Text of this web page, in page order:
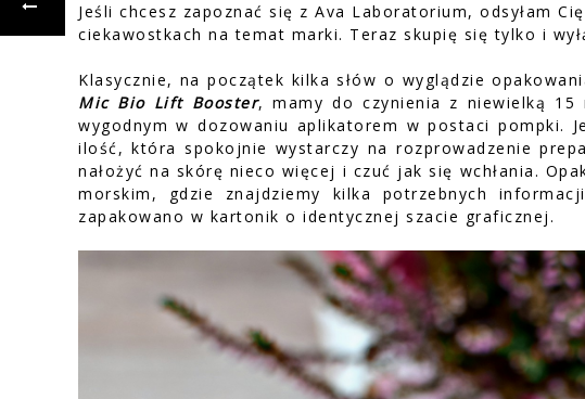
Jeśli chcesz zapoznać się z Ava Laboratorium, odsyłam
ciekawostkach na temat marki. Teraz skupię się tylko i
Klasycznie, na początek kilka słów o wyglądzie
Mic Bio Lift Booster, mamy do czynienia z niewielką 15
wygodnym w dozowaniu aplikatorem w postaci pompki.
ilość, która spokojnie wystarczy na rozprowadzenie
nałożyć na skórę nieco więcej i czuć jak się wchłania.
morskim, gdzie znajdziemy kilka potrzebnych
zapakowano w kartonik o identycznej szacie graficznej.